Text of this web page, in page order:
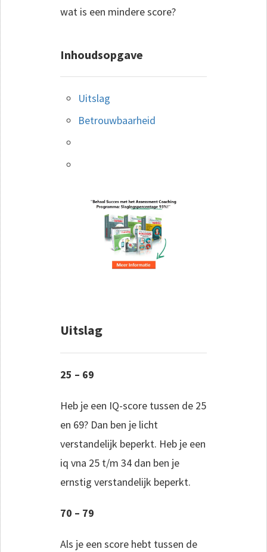
wat is een mindere score?
Inhoudsopgave
Uitslag
Betrouwbaarheid
Uitslag
25 – 69
Heb je een IQ-score tussen de 25
en 69? Dan ben je licht
verstandelijk beperkt. Heb je een
iq vna 25 t/m 34 dan ben je
ernstig verstandelijk beperkt.
70 – 79
Als je een score hebt tussen de